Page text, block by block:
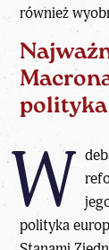
również
polityka
W
polityka